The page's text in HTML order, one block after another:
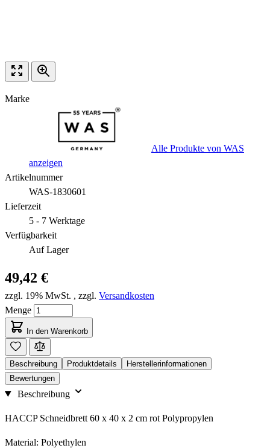
Marke
Alle Produkte von WAS
anzeigen
Artikelnummer
WAS-1830601
Lieferzeit
5 - 7 Werktage
Verfügbarkeit
Auf Lager
49,42 €
zzgl. 19% MwSt. , zzgl. Versandkosten
Menge
In den Warenkorb
Beschreibung Produktdetails
Herstellerinformationen
Bewertungen
Beschreibung
HACCP Schneidbrett 60 x 40 x 2 cm rot Polypropylen
Material: Polyethylen